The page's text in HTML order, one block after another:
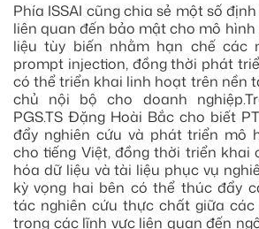
Phía ISSAI cũng chia sẻ một số
liên quan đến bảo mật cho mô hình
liệu tùy biến nhằm hạn chế các
prompt injection, đồng thời phát
có thể triển khai linh hoạt trên nền
chủ nội bộ cho doanh
PGS.TS Đặng Hoài Bắc cho biết
đẩy nghiên cứu và phát triển mô
cho tiếng Việt, đồng thời triển khai
hóa dữ liệu và tài liệu phục vụ
kỳ vọng hai bên có thể thúc đẩy
tác nghiên cứu thực chất giữa các
trong các lĩnh vực liên quan đến